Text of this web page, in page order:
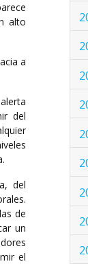
alto
a
del
del
de
un
el